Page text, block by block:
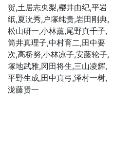
贺,土居志央梨,樱井由纪,平岩
纸,夏沇秀,户塚纯贵,岩田刚典,
松山研一,小林薰,尾野真千子,
筒井真理子,中村育二,田中要
次,高桥努,小林凉子,安藤轮子,
塚地武雅,冈田将生,三山凌辉,
平野生成,田中真弓,泽村一树,
泷藤贤一